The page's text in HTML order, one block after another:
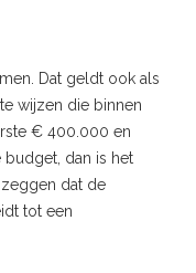
Dat geldt ook als
wijzen die binnen
€ 400.000 en
budget, dan is het
dat de
tot een